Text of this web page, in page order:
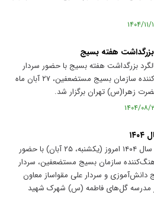
هفته بسیج
بزرگداشت هفته بسیج با حضور سردار
حسین معروفی، معاون هماهنگ کننده سازمان بسیج مستضعفین، ۲۷ آبان ماه
آیین رونمایی از شعار هفته بسیج سال ۱۴۰۴ امروز (یکشنبه، ۲۵ آبان) با حضور
سازمان بسیج مستضعفین، سردار
و سردار علی مقواساز معاون
مدرسه گل‌های فاطمه (س) شهرک شهید